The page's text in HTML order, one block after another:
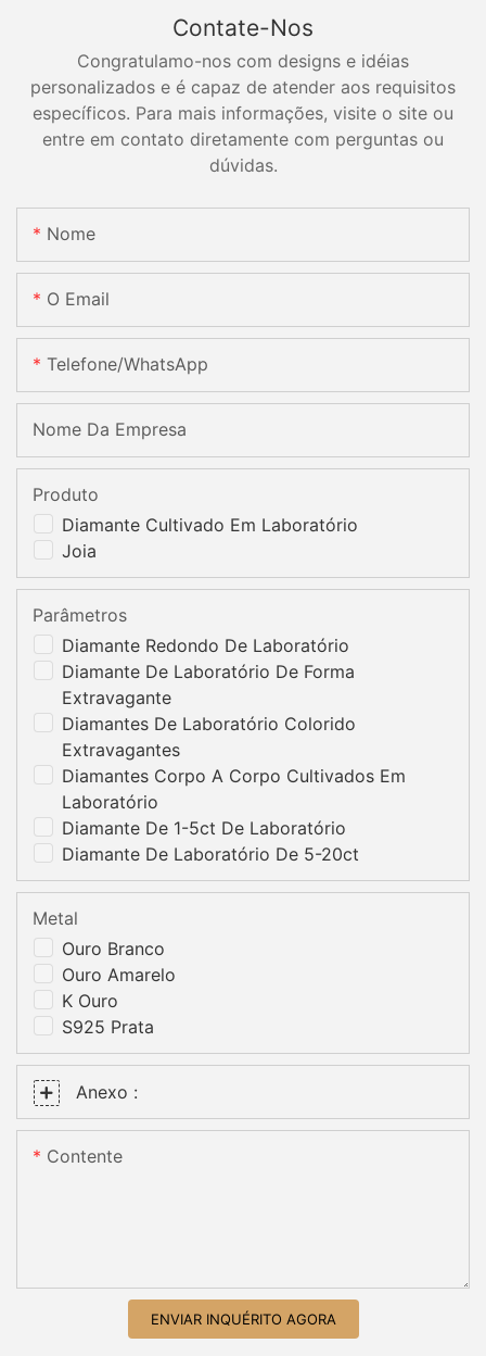
Contate-Nos
Congratulamo-nos com designs e idéias
personalizados e é capaz de atender aos requisitos
específicos. Para mais informações, visite o site ou
entre em contato diretamente com perguntas ou
dúvidas.
Nome
O Email
Telefone/WhatsApp
Nome Da Empresa
Diamante Cultivado Em Laboratório
Joia
Produto
Diamante Redondo De Laboratório
Diamante De Laboratório De Forma
Extravagante
Diamantes De Laboratório Colorido
Extravagantes
Diamantes Corpo A Corpo Cultivados Em
Laboratório
Diamante De 1-5ct De Laboratório
Diamante De Laboratório De 5-20ct
Parâmetros
Ouro Branco
Ouro Amarelo
K Ouro
S925 Prata
Metal
Anexo :
Contente
ENVIAR INQUÉRITO AGORA